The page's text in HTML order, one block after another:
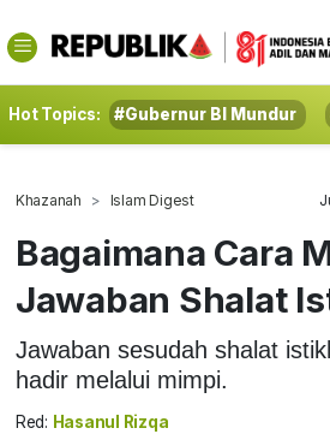
Hot Topics: #Gubernur BI Mundur
Khazanah Islam Digest
Bagaimana Cara
Jawaban Shalat
Jawaban sesudah shalat
hadir melalui mimpi.
Red: Hasanul Rizqa